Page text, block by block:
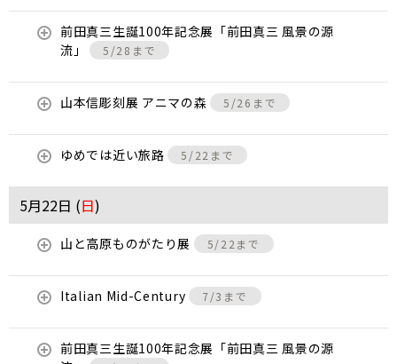
前田真三生誕100年記念展「前田真三 風景の源
流」
5/28まで
山本信彫刻展 アニマの森 5/26まで
ゆめでは近い旅路 5/22まで
5月22日 (日)
山と高原ものがたり展 5/22まで
Italian Mid-Century 7/3まで
前田真三生誕100年記念展「前田真三 風景の源